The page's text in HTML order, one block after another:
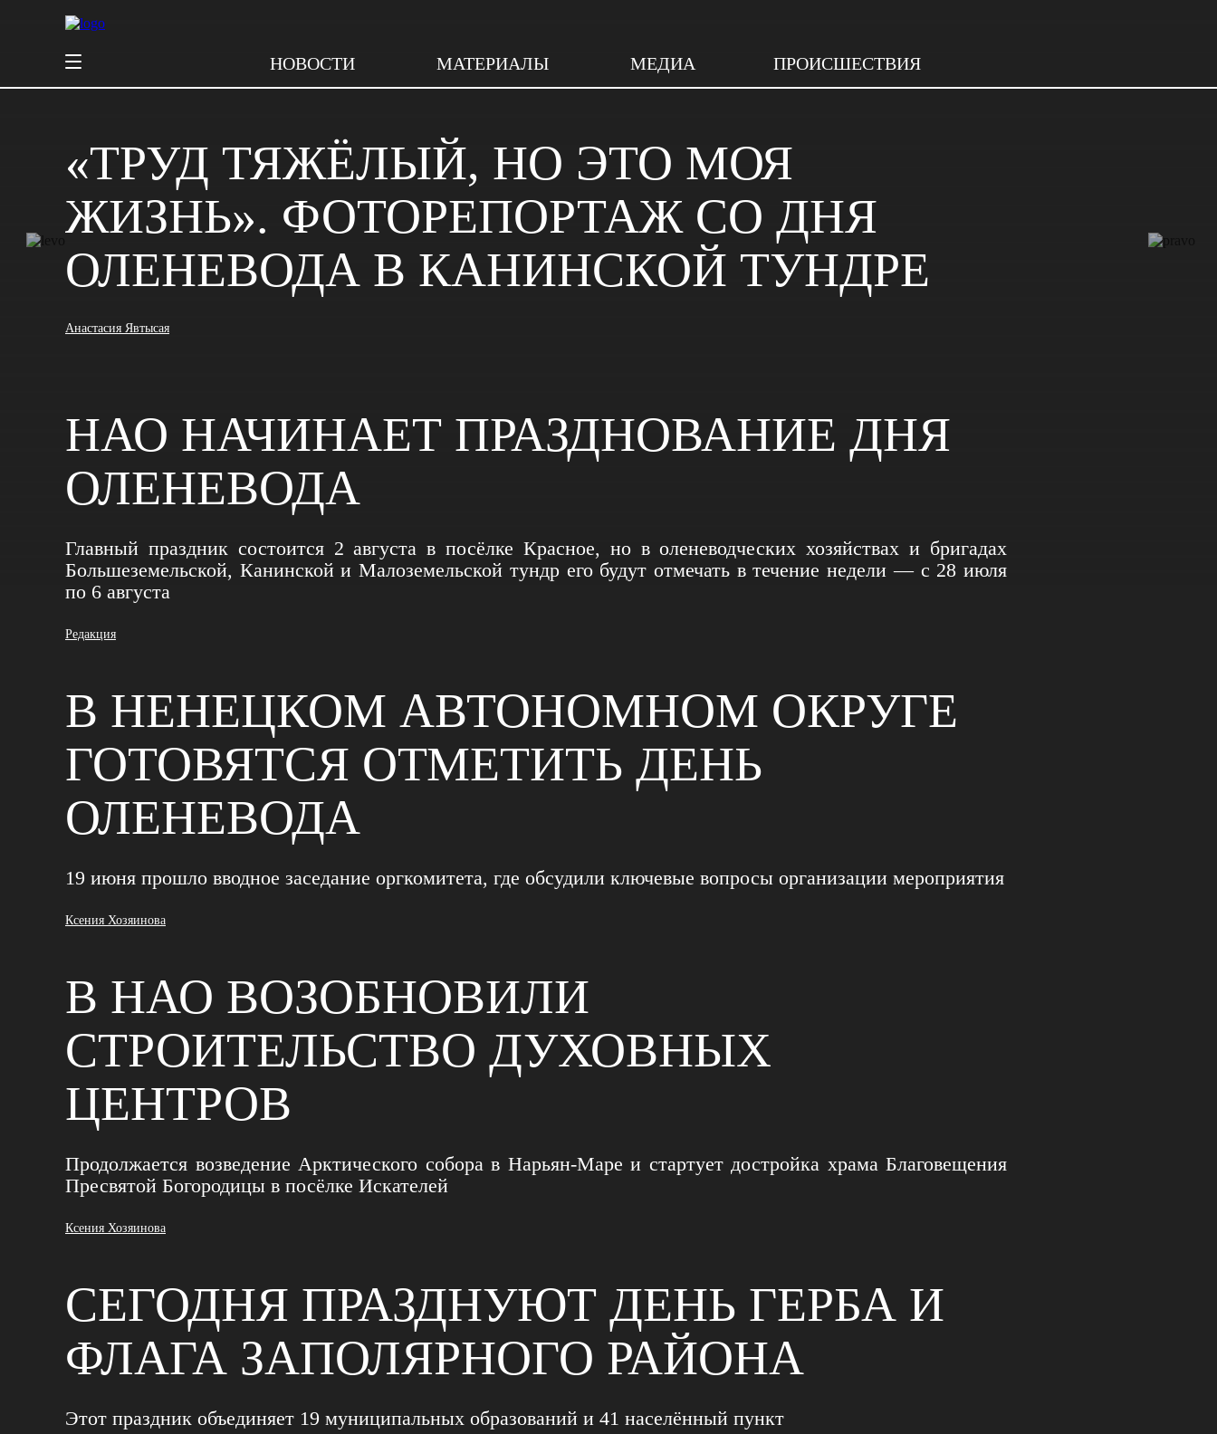
НОВОСТИ МАТЕРИАЛЫ МЕДИА ПРОИСШЕСТВИЯ
«ТРУД ТЯЖЁЛЫЙ, НО ЭТО МОЯ
ЖИЗНЬ». ФОТОРЕПОРТАЖ СО ДНЯ
ОЛЕНЕВОДА В КАНИНСКОЙ ТУНДРЕ
Анастасия Явтысая
НАО НАЧИНАЕТ ПРАЗДНОВАНИЕ ДНЯ
ОЛЕНЕВОДА
Главный праздник состоится 2 августа в посёлке Красное, но в оленеводческих хозяйствах и бригадах
Большеземельской, Канинской и Малоземельской тундр его будут отмечать в течение недели — с 28 июля
по 6 августа
Редакция
В НЕНЕЦКОМ АВТОНОМНОМ ОКРУГЕ
ГОТОВЯТСЯ ОТМЕТИТЬ ДЕНЬ
ОЛЕНЕВОДА
19 июня прошло вводное заседание оргкомитета, где обсудили ключевые вопросы организации мероприятия
Ксения Хозяинова
В НАО ВОЗОБНОВИЛИ
СТРОИТЕЛЬСТВО ДУХОВНЫХ
ЦЕНТРОВ
Продолжается возведение Арктического собора в Нарьян‑Маре и стартует достройка храма Благовещения
Пресвятой Богородицы в посёлке Искателей
Ксения Хозяинова
СЕГОДНЯ ПРАЗДНУЮТ ДЕНЬ ГЕРБА И
ФЛАГА ЗАПОЛЯРНОГО РАЙОНА
Этот праздник объединяет 19 муниципальных образований и 41 населённый пункт